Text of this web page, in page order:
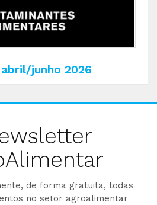
abril/junho 2026
de forma gratuita, todas
no setor agroalimentar